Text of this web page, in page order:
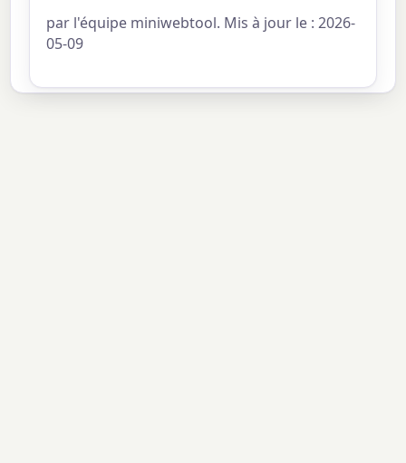
par l'équipe miniwebtool. Mis à jour le : 2026-
05-09